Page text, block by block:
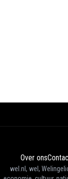
Over ons
wel.nl, wel,